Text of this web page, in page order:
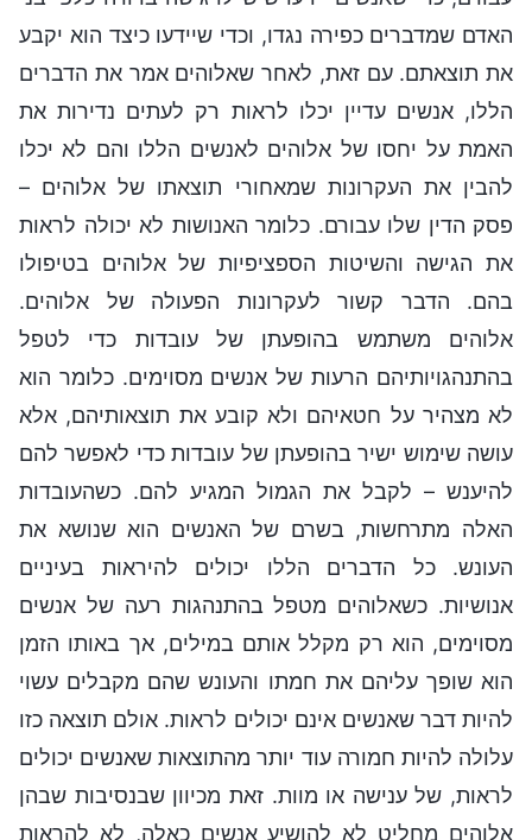
האדם שמדברים כפירה נגדו, וכדי שיידעו כיצד הוא יקבע
את תוצאתם. עם זאת, לאחר שאלוהים אמר את הדברים
הללו, אנשים עדיין יכלו לראות רק לעתים נדירות את
האמת על יחסו של אלוהים לאנשים הללו והם לא יכלו
להבין את העקרונות שמאחורי תוצאתו של אלוהים –
פסק הדין שלו עבורם. כלומר האנושות לא יכולה לראות
את הגישה והשיטות הספציפיות של אלוהים בטיפולו
בהם. הדבר קשור לעקרונות הפעולה של אלוהים.
אלוהים משתמש בהופעתן של עובדות כדי לטפל
בהתנהגויותיהם הרעות של אנשים מסוימים. כלומר הוא
לא מצהיר על חטאיהם ולא קובע את תוצאותיהם, אלא
עושה שימוש ישיר בהופעתן של עובדות כדי לאפשר להם
להיענש – לקבל את הגמול המגיע להם. כשהעובדות
האלה מתרחשות, בשרם של האנשים הוא שנושא את
העונש. כל הדברים הללו יכולים להיראות בעיניים
אנושיות. כשאלוהים מטפל בהתנהגות רעה של אנשים
מסוימים, הוא רק מקלל אותם במילים, אך באותו הזמן
הוא שופך עליהם את חמתו והעונש שהם מקבלים עשוי
להיות דבר שאנשים אינם יכולים לראות. אולם תוצאה כזו
עלולה להיות חמורה עוד יותר מהתוצאות שאנשים יכולים
לראות, של ענישה או מוות. זאת מכיוון שבנסיבות שבהן
אלוהים מחליט לא להושיע אנשים כאלה, לא להראות